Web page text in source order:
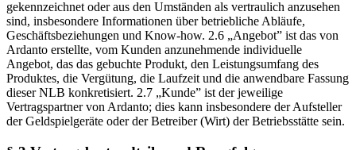
gekennzeichnet oder aus den Umständen als vertraulich anzusehen
sind, insbesondere Informationen über betriebliche Abläufe,
Geschäftsbeziehungen und Know-how. 2.6 „Angebot” ist das von
Ardanto erstellte, vom Kunden anzunehmende individuelle
Angebot, das das gebuchte Produkt, den Leistungsumfang des
Produktes, die Vergütung, die Laufzeit und die anwendbare Fassung
dieser NLB konkretisiert. 2.7 „Kunde” ist der jeweilige
Vertragspartner von Ardanto; dies kann insbesondere der Aufsteller
der Geldspielgeräte oder der Betreiber (Wirt) der Betriebsstätte sein.